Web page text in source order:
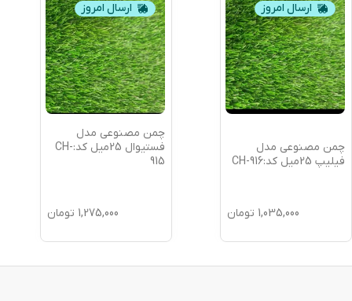
ارسال امروز
چمن مصنوعی مدل
فیلیپ 25میل کد:CH-916
1,035,000 تومان
ارسال امروز
چمن مصنوعی مدل
فستیوال 25میل کد:CH-
915
1,275,000 تومان